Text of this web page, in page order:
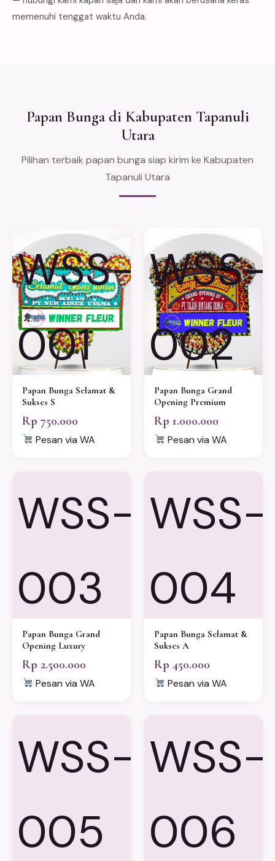
memenuhi tenggat waktu Anda.
Papan Bunga di Kabupaten Tapanuli
Utara
Pilihan terbaik papan bunga siap kirim ke Kabupaten
Tapanuli Utara
WSS-
001
Papan Bunga Selamat &
Sukses S
Rp 750.000
Pesan via WA
WSS-
002
Papan Bunga Grand
Opening Premium
Rp 1.000.000
Pesan via WA
WSS-
003
Papan Bunga Grand
Opening Luxury
Rp 2.500.000
Pesan via WA
WSS-
004
Papan Bunga Selamat &
Sukses A
Rp 450.000
Pesan via WA
WSS-
005
WSS-
006